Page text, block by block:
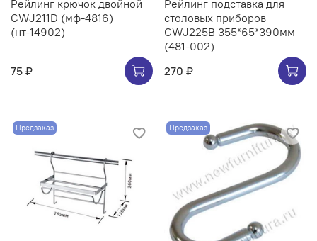
Рейлинг крючок двойной
CWJ211D (мф-4816)
(нт-14902)
75 ₽
Рейлинг подставка для
столовых приборов
CWJ225B 355*65*390мм
(481-002)
270 ₽
Предзаказ Предзаказ